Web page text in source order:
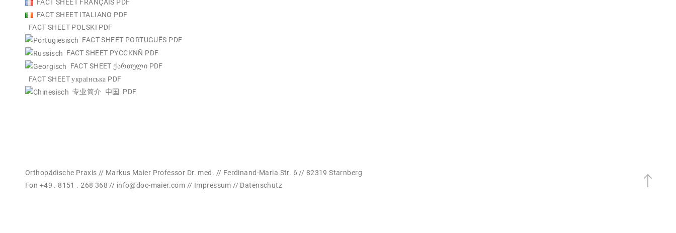
FACT SHEET FRANÇAIS PDF
FACT SHEET ITALIANO PDF
FACT SHEET POLSKI PDF
FACT SHEET PORTUGUÊS PDF
FACT SHEET PYCCKNÑ PDF
FACT SHEET ქართული PDF
FACT SHEET українська PDF
专业简介 中国 PDF
Orthopädische Praxis // Markus Maier Professor Dr. med. // Ferdinand-Maria Str. 6 // 82319 Starnberg
Fon +49 . 8151 . 268 368 // info@doc-maier.com // Impressum // Datenschutz